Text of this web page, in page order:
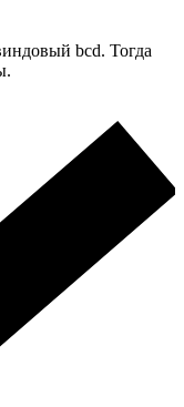
bcd. Тогда